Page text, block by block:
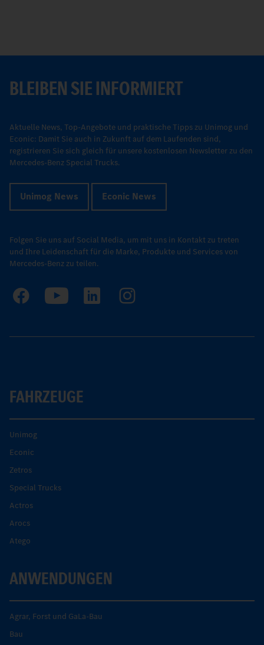
BLEIBEN SIE INFORMIERT
Aktuelle News, Top-Angebote und praktische Tipps zu Unimog und
Econic: Damit Sie auch in Zukunft auf dem Laufenden sind,
registrieren Sie sich gleich für unsere kostenlosen Newsletter zu den
Mercedes-Benz Special Trucks.
Unimog News Econic News
Folgen Sie uns auf Social Media, um mit uns in Kontakt zu treten
und Ihre Leidenschaft für die Marke, Produkte und Services von
Mercedes-Benz zu teilen.
FAHRZEUGE
Unimog
Econic
Zetros
Special Trucks
Actros
Arocs
Atego
ANWENDUNGEN
Agrar, Forst und GaLa-Bau
Bau